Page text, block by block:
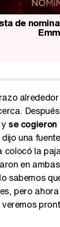
a los
Emmy 2016
se
una
colocó la
en
sabemos
pero